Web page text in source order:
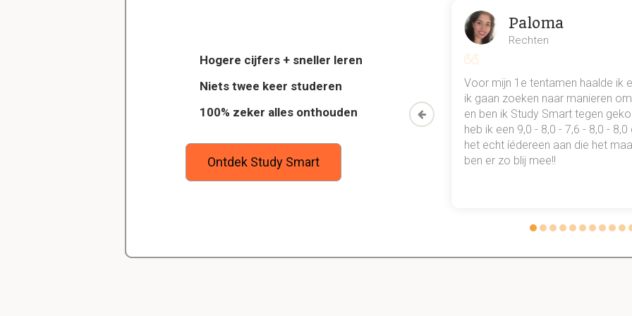
Waarmee is het grootste deel van de oogbol gevuld?
Het corpus vitreum, ook wel het glasvocht: een gelachtige, transparante massa met
Hoe heet de vasculaire laag in de oogbol? En waar zit deze laag tussen?
Het choroid, deze zit tussen de retina en de sclera.
Welke laag bedekt (de voorkant van) het oog?
Hogere cijfers + sneller leren
Niets twee keer studeren
100% zeker alles onthouden
Ontdek Study Smart
Dankzij StudySmart heb ik vorig jaar al mn
gehaald. Maar bovenal heb ik nu gewoon een heel
zeker weet dat ik de rest van mijn studie gewoon
Paloma
Rechten
Voor mijn 1e tentamen haalde ik
ik gaan zoeken naar manieren
en ben ik Study Smart tegen
heb ik een 9,0 - 8,0 - 7,6 - 8,0 -
het echt íédereen aan die het
ben er zo blij mee!!